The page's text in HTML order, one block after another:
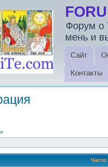
Форум о
мень и
Сайт
Контакты